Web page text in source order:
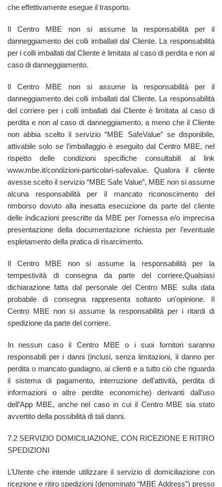
che effettivamente esegue il trasporto.
Il Centro MBE non si assume la responsabilità per il
danneggiamento dei colli imballati dal Cliente. La responsabilità
per i colli imballati dal Cliente è limitata al caso di perdita e non al
caso di danneggiamento.
Il Centro MBE non si assume la responsabilità per il
danneggiamento dei colli imballati dal Cliente. La responsabilità
del corriere per i colli imballati dal Cliente è limitata al caso di
perdita e non al caso di danneggiamento, a meno che il Cliente
non abbia scelto il servizio “MBE SafeValue” se disponibile,
attivabile solo se l’imballaggio è eseguito dal Centro MBE, nel
rispetto delle condizioni specifiche consultabili al link
www.mbe.it/condizioni-particolari-safevalue. Qualora il cliente
avesse scelto il servizio “MBE Safe Value”, MBE non si assume
alcuna responsabilità per il mancato riconoscimento del
rimborso dovuto alla inesatta esecuzione da parte del cliente
delle indicazioni prescritte da MBE per l’omessa e/o imprecisa
presentazione della documentazione richiesta per l’eventuale
espletamento della pratica di risarcimento.
Il Centro MBE non si assume la responsabilità per la
tempestività di consegna da parte del corriere.Qualsiasi
dichiarazione fatta dal personale del Centro MBE sulla data
probabile di consegna rappresenta soltanto un'opinione. Il
Centro MBE non si assume la responsabilità per i ritardi di
spedizione da parte del corriere.
In nessun caso il Centro MBE o i suoi fornitori saranno
responsabili per i danni (inclusi, senza limitazioni, il danno per
perdita o mancato guadagno, ai clienti e a tutto ciò che riguarda
il sistema di pagamento, interruzione dell'attività, perdita di
informazioni o altre perdite economiche) derivanti dall'uso
dell’App MBE, anche nel caso in cui il Centro MBE sia stato
avvertito della possibilità di tali danni.
7.2 SERVIZIO DOMICILIAZIONE, CON RICEZIONE E RITIRO
SPEDIZIONI
L’Utente che intende utilizzare il servizio di domiciliazione con
ricezione e ritiro spedizioni (denominato “MBE Address”) presso